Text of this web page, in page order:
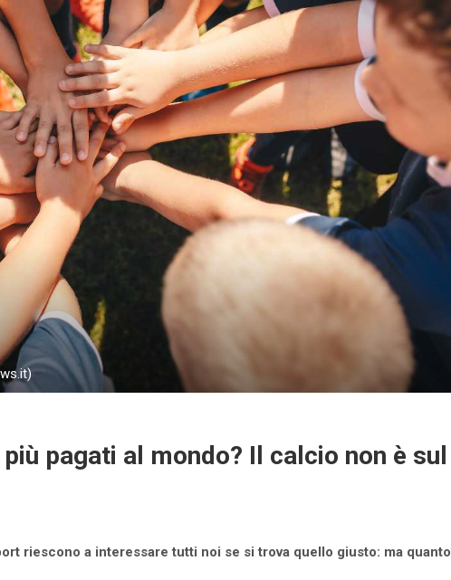
pagati al mondo? Il calcio non è sul
riescono a interessare tutti noi se si trova quello giusto: ma quanto